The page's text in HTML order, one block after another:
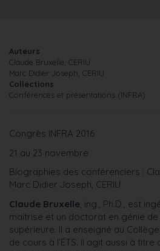
Auteurs
Claude Bruxelle, CERIU
Marc Didier Joseph, CERIU
Collections
Conférences et présentations (INFRA)
Congrès INFRA 2016
21 au 23 novembre
Biographies des conférenciers :
Marc Didier Joseph, CERIU
Claude Bruxelle, ing., Ph.D., est
maitrise et un doctorat en génie de
supérieure. Il a enseigné au
de cours à l’ÉTS. Il agit aussi à titre